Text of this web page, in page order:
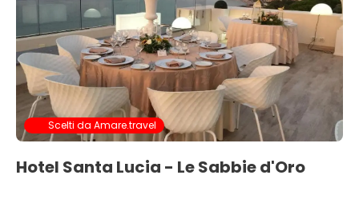
Scelti da Amare.travel
Hotel Santa Lucia - Le Sabbie d'Oro